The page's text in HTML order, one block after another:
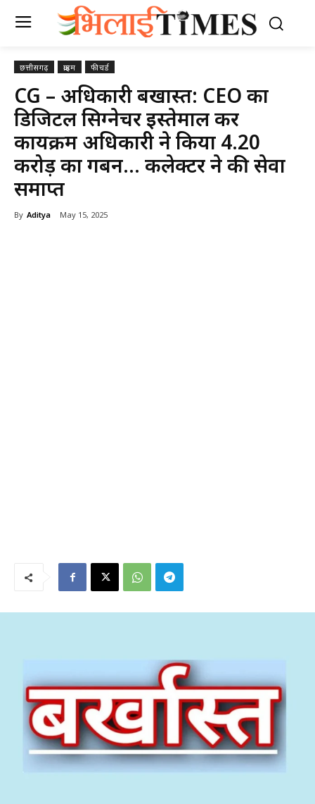
छत्तीसगढ़ क्राइम फीचर्ड
CG – अधिकारी बर्खास्त: CEO का
डिजिटल सिग्नेचर इस्तेमाल कर
कार्यक्रम अधिकारी ने किया 4.20
करोड़ का गबन… कलेक्टर ने की सेवा
समाप्त
By Aditya May 15, 2025